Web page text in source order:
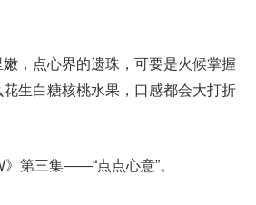
点心界的遗珠，可要是火候掌握
生白糖核桃水果，口感都会大打折
第三集——“点点心意”。